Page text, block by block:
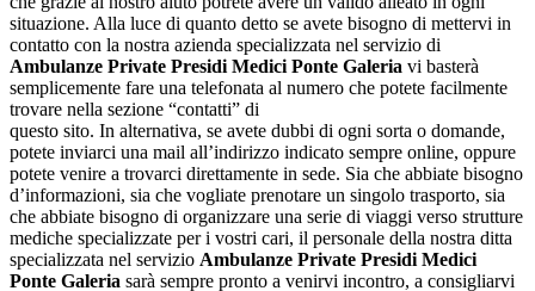
situazione. Alla luce di quanto detto se avete bisogno di mettervi in
contatto con la nostra azienda specializzata nel servizio di
Ambulanze Private Presidi Medici Ponte Galeria vi basterà
semplicemente fare una telefonata al numero che potete facilmente
trovare nella sezione “contatti” di
questo sito. In alternativa, se avete dubbi di ogni sorta o domande,
potete inviarci una mail all’indirizzo indicato sempre online, oppure
potete venire a trovarci direttamente in sede. Sia che abbiate bisogno
d’informazioni, sia che vogliate prenotare un singolo trasporto, sia
che abbiate bisogno di organizzare una serie di viaggi verso strutture
mediche specializzate per i vostri cari, il personale della nostra ditta
specializzata nel servizio Ambulanze Private Presidi Medici
Ponte Galeria sarà sempre pronto a venirvi incontro, a consigliarvi